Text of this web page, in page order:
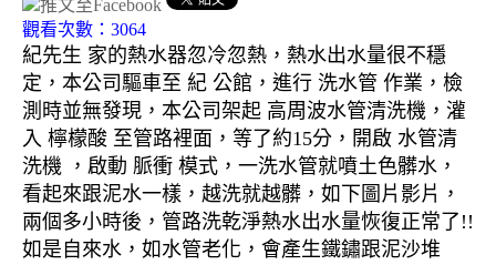
觀看次數：3064
紀先生 家的熱水器忽冷忽熱，熱水出水量很不穩
定，本公司驅車至 紀 公館，進行 洗水管 作業，檢
測時並無發現，本公司架起 高周波水管清洗機，灌
入 檸檬酸 至管路裡面，等了約15分，開啟 水管清
洗機 ，啟動 脈衝 模式，一洗水管就噴土色髒水，
看起來跟泥水一樣，越洗就越髒，如下圖片影片，
兩個多小時後，管路洗乾淨熱水出水量恢復正常了!!
如是自來水，如水管老化，會產生鐵鏽跟泥沙堆